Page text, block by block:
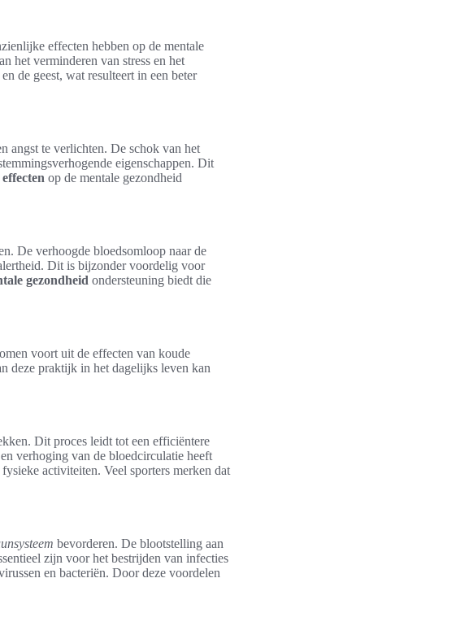
effecten hebben op de mentale
het verminderen van stress en het
de geest, wat resulteert in een beter
angst te verlichten. De schok van het
eigenschappen. Dit
op de mentale gezondheid
De verhoogde bloedsomloop naar de
Dit is bijzonder voordelig voor
gezondheid ondersteuning biedt die
voort uit de effecten van koude
deze praktijk in het dagelijks leven kan
Dit proces leidt tot een efficiëntere
verhoging van de bloedcirculatie heeft
activiteiten. Veel sporters merken dat
bevorderen. De blootstelling aan
zijn voor het bestrijden van infecties
en bacteriën. Door deze voordelen